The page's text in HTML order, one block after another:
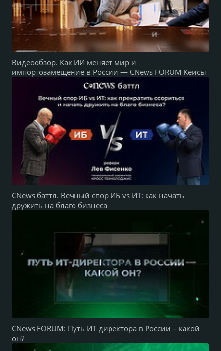
Видеообзор. Как ИИ меняет мир и
импортозамещение в России — CNews FORUM Кейсы
CNews баттл. Вечный спор ИБ vs ИТ: как начать
дружить на благо бизнеса
CNews FORUM: Путь ИТ-директора в России – какой
он?